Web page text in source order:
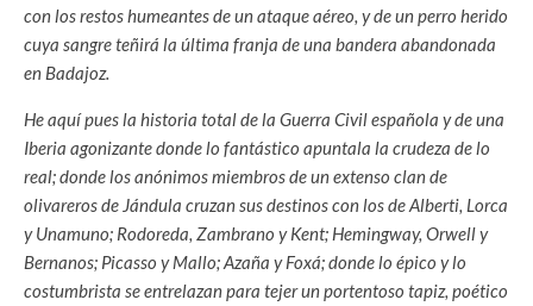
con los restos humeantes de un ataque aéreo, y de un perro herido
cuya sangre teñirá la última franja de una bandera abandonada
en Badajoz.
He aquí pues la historia total de la Guerra Civil española y de una
Iberia agonizante donde lo fantástico apuntala la crudeza de lo
real; donde los anónimos miembros de un extenso clan de
olivareros de Jándula cruzan sus destinos con los de Alberti, Lorca
y Unamuno; Rodoreda, Zambrano y Kent; Hemingway, Orwell y
Bernanos; Picasso y Mallo; Azaña y Foxá; donde lo épico y lo
costumbrista se entrelazan para tejer un portentoso tapiz, poético